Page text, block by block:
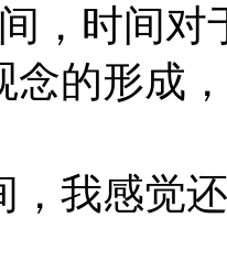
，时间对
念的形成
，我感觉